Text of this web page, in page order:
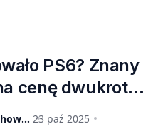
PS6? Znany
cenę dwukrotnie
Xboksa
Jakub Dmuchowski 23 paź 2025